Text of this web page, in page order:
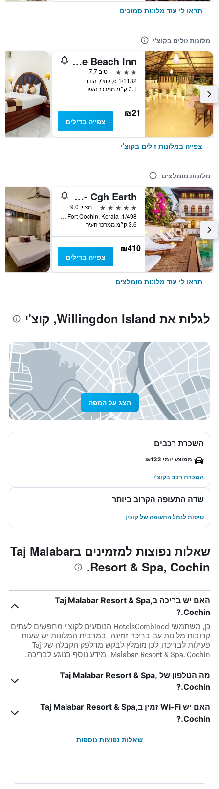
תראו לי עוד מלונות סמוכים
מלונות זולים בקוצ'י
The Waves By The Beach Inn
3 כוכבים
טוב 7.7
1/1132 d, קוצ'י, הודו
3.1 ק״מ ממרכז העיר
₪21
צפייה בדילים
צפייה במלונות זולים בקוצ'י
מלונות מומלצים
Brunton Boatyard - Cgh Earth
5 כוכבים
מצוין 9.0
1/498, Calvetty Road, Fort Cochin, Kerala, קוצ'י, הודו
3.6 ק״מ ממרכז העיר
₪410
צפייה בדילים
תראו לי עוד מלונות מומלצים
לגלות את Willingdon Island, קוצ'י
הצג על המפה
השכרת רכבים
ממוצע יומי ₪122
השכרת רכב בקוצ'י
שדה התעופה הקרוב ביותר
טיסות לנמל התעופה של קוכין
שאלות נפוצות למזמינים בTaj Malabar
Resort & Spa, Cochin.
האם יש בריכה בTaj Malabar Resort & Spa,
Cochin.?
כן, משתמשי HotelsCombined הנוסעים לקוצ'י מחפשים לעתים
קרובות מלונות עם בריכה זמינה. במרבית המלונות יש שעות
פעילות לבריכה, לכן מומלץ לבקש מדלפק הקבלה של Taj
Malabar Resort & Spa, Cochin. מידע נוסף בנוגע לבריכה.
מה הטלפון של Taj Malabar Resort & Spa,
Cochin.?
האם יש Wi-Fi זמין בTaj Malabar Resort & Spa,
Cochin.?
שאלות נפוצות נוספות